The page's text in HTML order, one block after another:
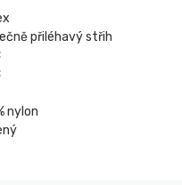
přiléhavý střih
nylon